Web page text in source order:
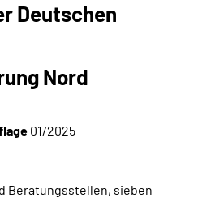
Deutschen
Nord
01/2025
Beratungsstellen, sieben